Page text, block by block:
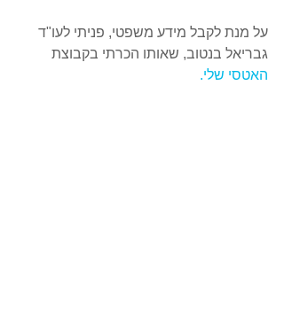
על מנת לקבל מידע משפטי, פניתי לעו"ד
גבריאל בנטוב, שאותו הכרתי בקבוצת
האטסי שלי.